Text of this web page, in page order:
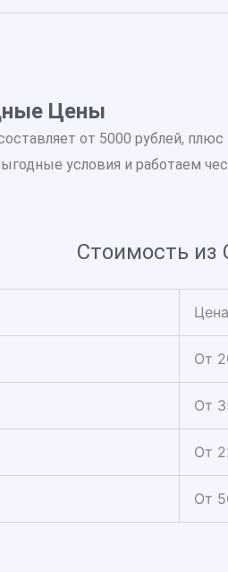
Цены
от 5000 рублей,
условия и работаем
Стоимость из
Цена
От
От
От
От